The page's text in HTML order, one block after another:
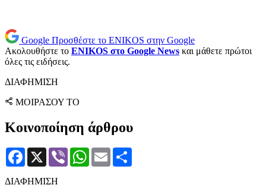
Google Προσθέστε το ENIKOS στην Google
Ακολουθήστε το ENIKOS στο Google News και μάθετε πρώτοι
όλες τις ειδήσεις.
ΔΙΑΦΗΜΙΣΗ
ΜΟΙΡΑΣΟΥ ΤΟ
Κοινοποίηση άρθρου
Facebook
X Viber WhatsApp
Email
ΔΙΑΦΗΜΙΣΗ